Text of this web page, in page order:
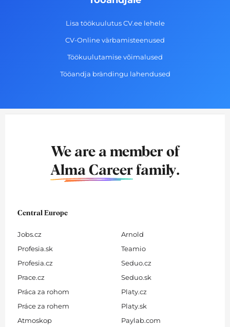
Lisa töökuulutus CV.ee lehele
CV-Online värbamisteenused
Töökuulutamise võimalused
Tööandja brändingu lahendused
We are a member of
Alma Career family.
Central Europe
Jobs.cz
Profesia.sk
Profesia.cz
Prace.cz
Práca za rohom
Práce za rohem
Atmoskop
Arnold
Teamio
Seduo.cz
Seduo.sk
Platy.cz
Platy.sk
Paylab.com